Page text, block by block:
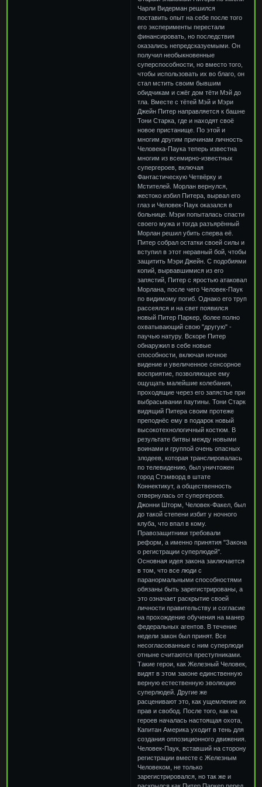
Чарли Видерман решился
поставить опыт на себе после того
его эксперименты перестали
финансировать, но последствия
оказались непредсказуемыми. Он
получил необыкновенные
суперспособности, но вместо того,
чтобы использовать их во благо, он
стал мстить своим бывшим
обидчикам и сжёг дом тёти Мэй до
тла. Вместе с тётей Мэй и Мэри
Джейн Питер направляется к башне
Тони Старка, где и находят своё
новое пристанище. По этой и
многим другим причинам личность
Человека-Паука теперь известна
многим из всемирно-известных
супергероев, включая
Фантастическую Четвёрку и
Мстителей. Морлан вернулся,
жестоко избил Питера, вырвал его
глаз и Человек-Паук оказался в
больнице. Мэри попыталась спасти
своего мужа и тогда разъярённый
Морлан решил убить сперва её.
Питер собрал остатки своей силы и
вступил в этот неравный бой, чтобы
защитить Мэри Джейн. С подобиями
копий, вырвавшимися из его
запястий, Питер с яростью атаковал
Морлана, после чего Человек-Паук
по видимому погиб. Однако его труп
рассеялся и на свет появился
новый Питер Паркер, более полно
охватывающий свою "другую" -
паучью натуру. Вскоре Питер
обнаружил в себе новые
способности, включая ночное
видение и увеличенное сенсорное
восприятие, позволяющее ему
ощущать малейшие колебания,
проходящие через его запястье при
выбрасывании паутины. Тони Старк
видящий Питера своим протеже
преподнёс ему в подарок новый
высокотехнологичный костюм. В
результате битвы между новыми
воинами и группой очень опасных
злодеев, которая транслировалась
по телевидению, был уничтожен
город Стэмворд в штате
Коннектикут, а общественность
отвернулась от супергероев.
Джонни Шторм, Человек-Факел, был
до такой степени избит у ночного
клуба, что впал в кому.
Правозащитники требовали
реформ, а именно принятия "Закона
о регистрации суперлюдей".
Основная идея закона заключается
в том, что все люди с
паранормальными способностями
обязаны быть зарегистрированы, а
это означает раскрытие своей
личности правительству и согласие
на прохождение обучения на манер
федеральных агентов. В течение
недели закон был принят. Все
несогласованные с ним суперлюди
отныне считаются преступниками.
Такие герои, как Железный Человек,
видят в этом законе единственную
верную естественную эволюцию
суперлюдей. Другие же
расценивают это, как ущемление их
прав и свобод. После того, как на
героев началась настоящая охота,
Капитан Америка уходит в тень для
создания оппозиционного движения.
Человек-Паук, вставший на сторону
регистрации вместе с Железным
Человеком, не только
зарегистрировался, но так же и